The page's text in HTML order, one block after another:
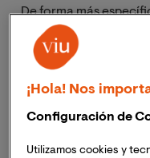
De forma más
subyacente a la
significativa de
de la pars compacta
estructura cuyo
nuestro movimiento
¡Hola! Nos
Configuración de
Utilizamos cookies y